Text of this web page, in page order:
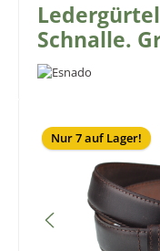
Schnalle.
Bildergalerie
Nur 7 auf Lager!